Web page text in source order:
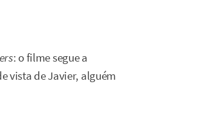
: o filme segue a
vista de Javier, alguém